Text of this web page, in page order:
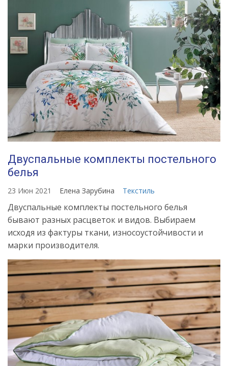
Двуспальные комплекты постельного
белья
23 Июн 2021 Елена Зарубина Текстиль
Двуспальные комплекты постельного белья
бывают разных расцветок и видов. Выбираем
исходя из фактуры ткани, износоустойчивости и
марки производителя.